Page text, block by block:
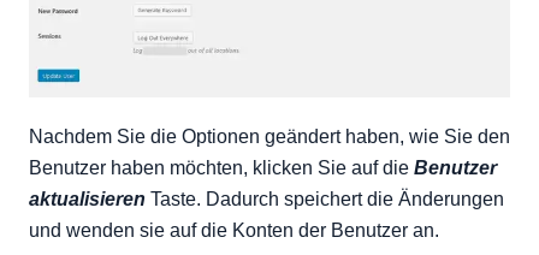
Nachdem Sie die Optionen geändert haben, wie Sie den
Benutzer haben möchten, klicken Sie auf die Benutzer
aktualisieren Taste. Dadurch speichert die Änderungen
und wenden sie auf die Konten der Benutzer an.